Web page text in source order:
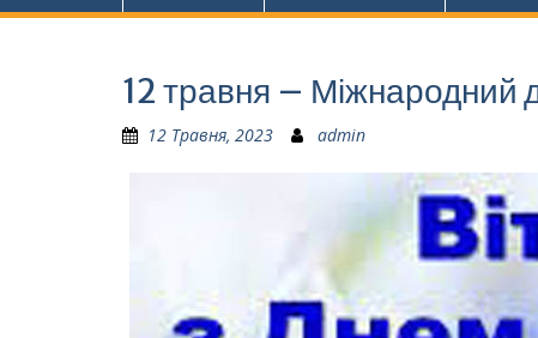
12 травня – Міжнародний
12 Травня, 2023 admin